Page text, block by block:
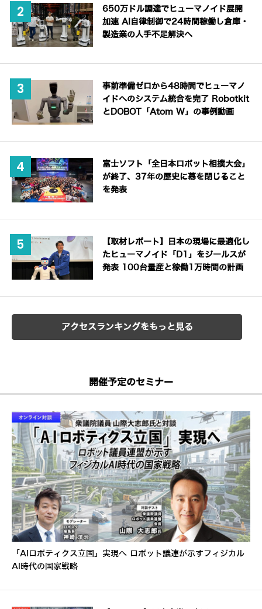
650万ドル調達でヒューマノイド展開
加速 AI自律制御で24時間稼働し倉庫・
製造業の人手不足解決へ
事前準備ゼロから48時間でヒューマノ
イドへのシステム統合を完了 Robotkit
とDOBOT「Atom W」の事例動画
富士ソフト「全日本ロボット相撲大会」
が終了、37年の歴史に幕を閉じること
を発表
【取材レポート】日本の現場に最適化し
たヒューマノイド「D1」をジールスが
発表 100台量産と稼働1万時間の計画
アクセスランキングをもっと見る
開催予定のセミナー
「AIロボティクス立国」実現へ ロボット議連が示すフィジカル
AI時代の国家戦略